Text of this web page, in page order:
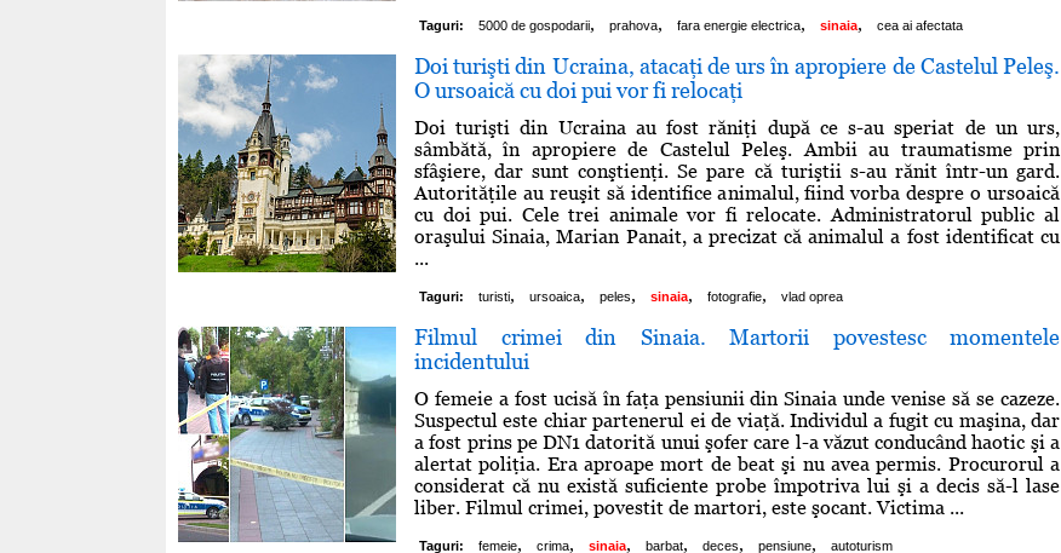
Taguri: 5000 de gospodarii, prahova, fara energie electrica, sinaia, cea ai afectata
Doi turişti din Ucraina, atacaţi de urs în apropiere de Castelul Peleş.
O ursoaică cu doi pui vor fi relocaţi
Doi turişti din Ucraina au fost răniţi după ce s-au speriat de un urs,
sâmbătă, în apropiere de Castelul Peleş. Ambii au traumatisme prin
sfâşiere, dar sunt conştienţi. Se pare că turiştii s-au rănit într-un gard.
Autorităţile au reuşit să identifice animalul, fiind vorba despre o ursoaică
cu doi pui. Cele trei animale vor fi relocate. Administratorul public al
oraşului Sinaia, Marian Panait, a precizat că animalul a fost identificat cu
...
Taguri: turisti, ursoaica, peles, sinaia, fotografie, vlad oprea
Filmul crimei din Sinaia. Martorii povestesc momentele
incidentului
O femeie a fost ucisă în faţa pensiunii din Sinaia unde venise să se cazeze.
Suspectul este chiar partenerul ei de viaţă. Individul a fugit cu maşina, dar
a fost prins pe DN1 datorită unui şofer care l-a văzut conducând haotic şi a
alertat poliţia. Era aproape mort de beat şi nu avea permis. Procurorul a
considerat că nu există suficiente probe împotriva lui şi a decis să-l lase
liber. Filmul crimei, povestit de martori, este şocant. Victima ...
Taguri: femeie, crima, sinaia, barbat, deces, pensiune, autoturism